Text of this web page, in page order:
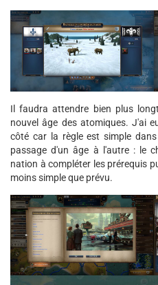
Il faudra attendre bien plus
nouvel âge des atomiques. J'ai
côté car la règle est simple
passage d'un âge à l'autre : le
nation à compléter les prérequis
moins simple que prévu.